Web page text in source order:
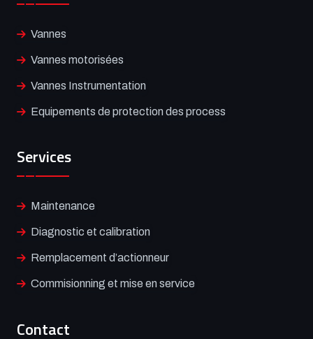
Vannes
Vannes motorisées
Vannes Instrumentation
Equipements de protection des process
Services
Maintenance
Diagnostic et calibration
Remplacement d’actionneur
Commisionning et mise en service
Contact